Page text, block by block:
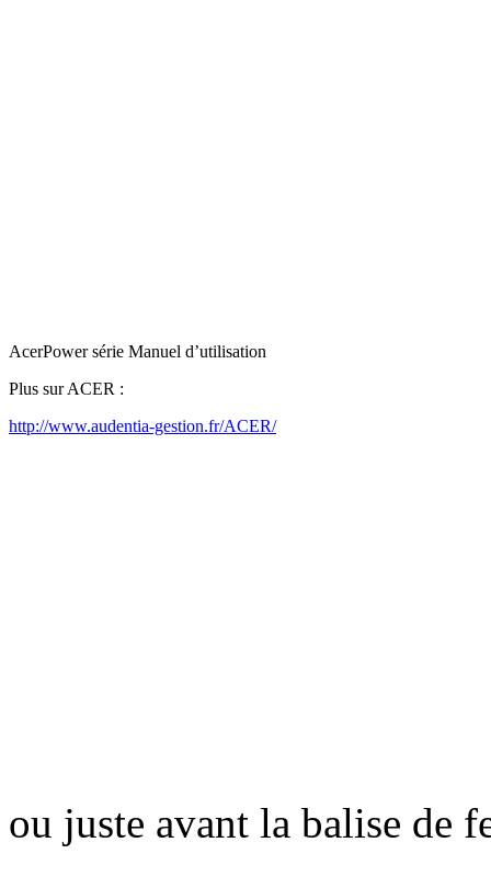
AcerPower série Manuel d’utilisation
Plus sur ACER :
http://www.audentia-gestion.fr/ACER/
ou juste avant la balise de